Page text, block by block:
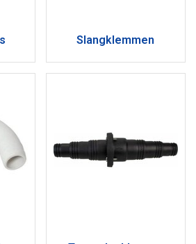
Slangklemmen